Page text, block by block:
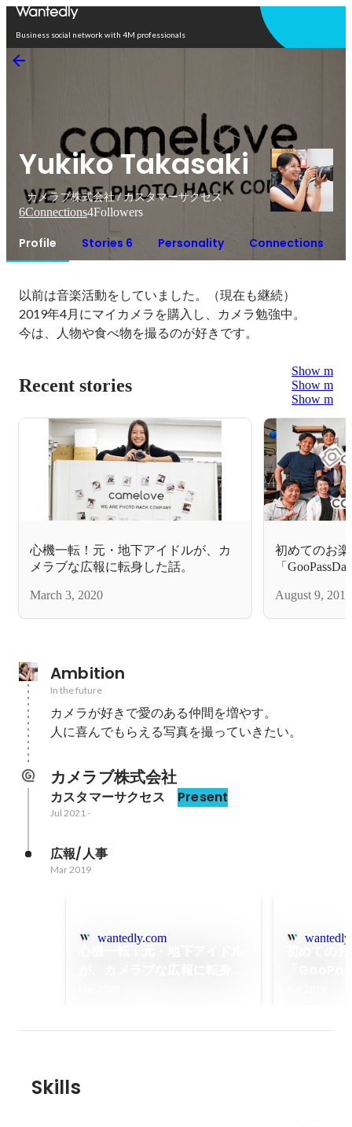
Business social network with 4M professionals
Yukiko Takasaki
カメラブ株式会社 / カスタマーサクセス
6Connections4Followers
Profile Stories 6 Personality Connections
以前は音楽活動をしていました。（現在も継続）
2019年4月にマイカメラを購入し、カメラ勉強中。
今は、人物や食べ物を撮るのが好きです。
Recent stories
Show more
Show more
Show more
心機一転！元・地下アイドルが、カ
メラブな広報に転身した話。
March 3, 2020
初めてのお
「
August 9, 2019
Ambition
In the future
カメラが好きで愛のある仲間を増やす。
人に喜んでもらえる写真を撮っていきたい。
カメラブ株式会社
カスタマーサクセス Present
Jul 2021 -
広報/人事
Mar 2019
wantedly.com
Skills